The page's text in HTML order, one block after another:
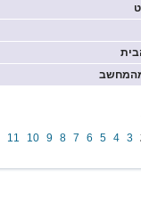
מהמחשב
3
4
5
6
7
8
9
10
11